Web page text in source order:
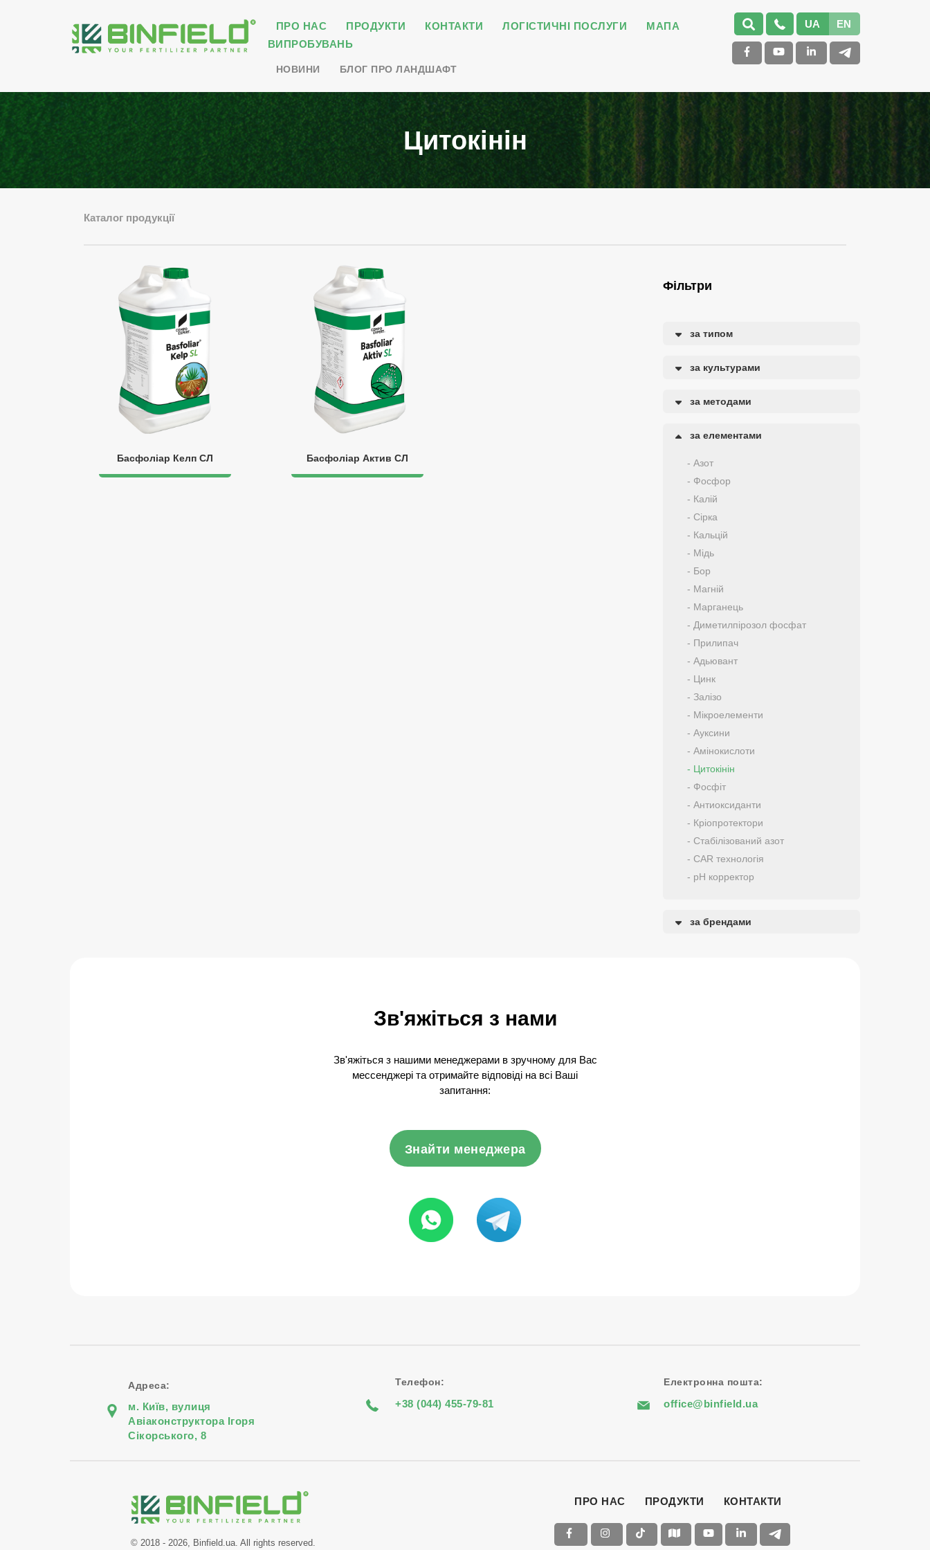
ПРО НАС ПРОДУКТИ КОНТАКТИ ЛОГІСТИЧНІ ПОСЛУГИ
МАПА
ВИПРОБУВАНЬ
НОВИНИ БЛОГ ПРО ЛАНДШАФТ
UA EN
Цитокінін
Каталог продукції
Басфоліар Келп СЛ Басфоліар Актив СЛ
Фільтри
за типом
за культурами
за методами
за елементами
- Азот
- Фосфор
- Калій
- Сірка
- Кальцій
- Мідь
- Бор
- Магній
- Марганець
- Диметилпірозол фосфат
- Прилипач
- Адьювант
- Цинк
- Залізо
- Мікроелементи
- Ауксини
- Амінокислоти
- Цитокінін
- Фосфіт
- Антиоксиданти
- Кріопротектори
- Стабілізований азот
- CAR технологія
- pH корректор
за брендами
Зв'яжіться з нами
Зв'яжіться з нашими менеджерами в зручному для Вас
мессенджері та отримайте відповіді на всі Ваші
запитання:
Знайти менеджера
Адреса:
м. Київ, вулиця
Авіаконструктора Iгоря
Сiкорського, 8
Телефон:
+38 (044) 455-79-81
Електронна пошта:
office@binfield.ua
© 2018 - 2026, Binfield.ua. All rights reserved.
ПРО НАС ПРОДУКТИ КОНТАКТИ